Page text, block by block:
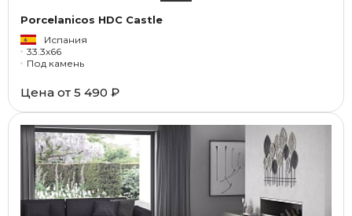
Porcelanicos HDC Castle
Испания
33.3x66
Под камень
Цена от 5 490 ₽